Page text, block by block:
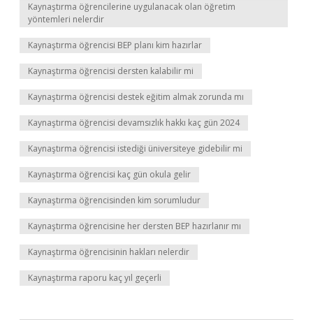
Kaynaştırma öğrencilerine uygulanacak olan öğretim
yöntemleri nelerdir
Kaynaştırma öğrencisi BEP planı kim hazırlar
Kaynaştırma öğrencisi dersten kalabilir mi
Kaynaştırma öğrencisi destek eğitim almak zorunda mı
Kaynaştırma öğrencisi devamsızlık hakkı kaç gün 2024
Kaynaştırma öğrencisi istediği üniversiteye gidebilir mi
Kaynaştırma öğrencisi kaç gün okula gelir
Kaynaştırma öğrencisinden kim sorumludur
Kaynaştırma öğrencisine her dersten BEP hazırlanır mı
Kaynaştırma öğrencisinin hakları nelerdir
Kaynaştırma raporu kaç yıl geçerli